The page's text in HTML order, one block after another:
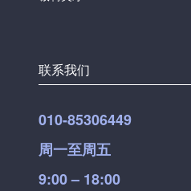
联系我们
010-85306449
周一至周五
9:00 – 18:00